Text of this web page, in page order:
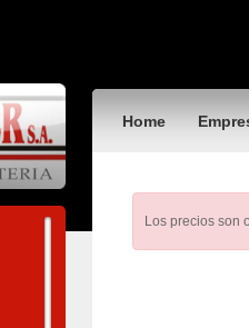
Home
Los precios son